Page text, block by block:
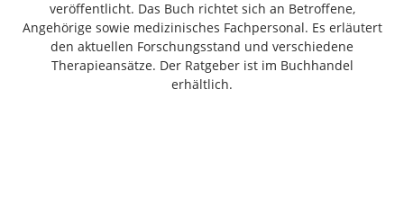
Freiensteinau
Gemünden
Grebenau
veröffentlicht. Das Buch richtet sich an Betroffene,
Angehörige sowie medizinisches Fachpersonal. Es erläutert
den aktuellen Forschungsstand und verschiedene
Therapieansätze. Der Ratgeber ist im Buchhandel
erhältlich.